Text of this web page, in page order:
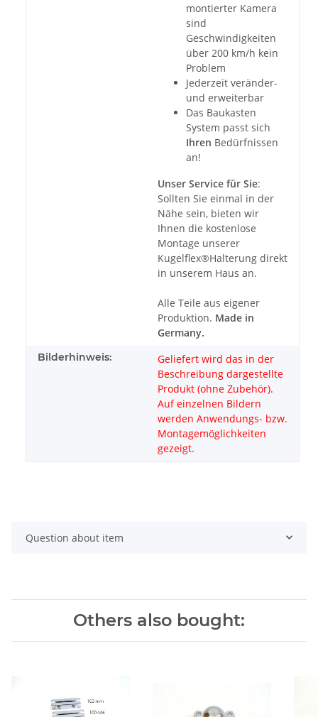
montierter Kamera
sind
Geschwindigkeiten
über 200 km/h kein
Problem
Jederzeit veränder-
und erweiterbar
Das Baukasten
System passt sich
Ihren Bedürfnissen
an!
Unser Service für Sie:
Sollten Sie einmal in der
Nähe sein, bieten wir
Ihnen die kostenlose
Montage unserer
Kugelflex®Halterung direkt
in unserem Haus an.
Alle Teile aus eigener
Produktion. Made in
Germany.
Bilderhinweis:
Geliefert wird das in der
Beschreibung dargestellte
Produkt (ohne Zubehör).
Auf einzelnen Bildern
werden Anwendungs- bzw.
Montagemöglichkeiten
gezeigt.
Question about item
Others also bought: